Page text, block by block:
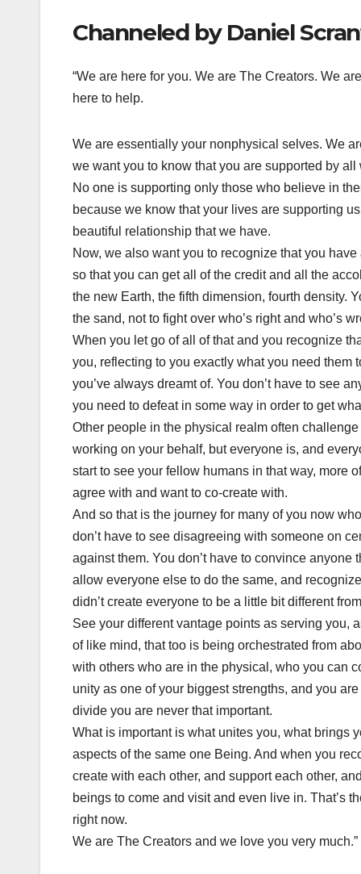
Channeled by Daniel
“We are here for you. We are The Creators. We
here to help.
We are essentially your nonphysical selves. We
we want you to know that you are supported by
No one is supporting only those who believe in
because we know that your lives are supporting
beautiful relationship that we have.
Now, we also want you to recognize that you
so that you can get all of the credit and all the
the new Earth, the fifth dimension, fourth density.
the sand, not to fight over who’s right and who’s
When you let go of all of that and you recognize
you, reflecting to you exactly what you need them
you’ve always dreamt of. You don’t have to see
you need to defeat in some way in order to get
Other people in the physical realm often
working on your behalf, but everyone is, and
start to see your fellow humans in that way, more
agree with and want to co-create with.
And so that is the journey for many of you now
don’t have to see disagreeing with someone on
against them. You don’t have to convince
allow everyone else to do the same, and
didn’t create everyone to be a little bit different
See your different vantage points as serving you,
of like mind, that too is being orchestrated from
with others who are in the physical, who you can
unity as one of your biggest strengths, and you
divide you are never that important.
What is important is what unites you, what brings
aspects of the same one Being. And when you
create with each other, and support each other,
beings to come and visit and even live in. That’s
right now.
We are The Creators and we love you very much.”